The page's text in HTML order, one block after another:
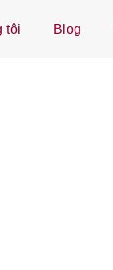
tôi Blog